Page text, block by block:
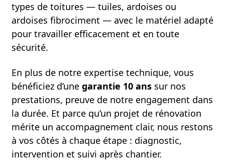
types de toitures — tuiles, ardoises ou
ardoises fibrociment — avec le matériel adapté
pour travailler efficacement et en toute
sécurité.
En plus de notre expertise technique, vous
bénéficiez d’une garantie 10 anssur nos
prestations, preuve de notre engagement dans
la durée. Et parce qu’un projet de rénovation
mérite un accompagnement clair, nous restons
à vos côtés à chaque étape : diagnostic,
intervention et suivi après chantier.